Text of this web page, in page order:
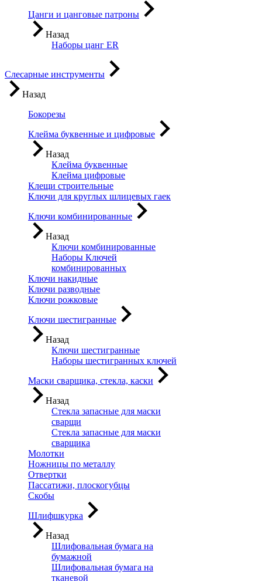
Цанги и цанговые патроны
Назад
Наборы цанг ER
Слесарные инструменты
Назад
Бокорезы
Клейма буквенные и цифровые
Назад
Клейма буквенные
Клейма цифровые
Клещи строительные
Ключи для круглых шлицевых гаек
Ключи комбинированные
Назад
Ключи комбинированные
Наборы Ключей
комбинированных
Ключи накидные
Ключи разводные
Ключи рожковые
Ключи шестигранные
Назад
Ключи шестигранные
Наборы шестигранных ключей
Маски сварщика, стекла, каски
Назад
Стекла запасные для маски
сварщи
Стекла запасные для маски
сварщика
Молотки
Ножницы по металлу
Отвертки
Пассатижи, плоскогубцы
Скобы
Шлифшкурка
Назад
Шлифовальная бумага на
бумажной
Шлифовальная бумага на
тканевой